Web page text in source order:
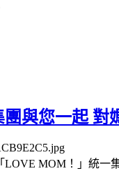
與您一起 對
「LOVE MOM！」統一